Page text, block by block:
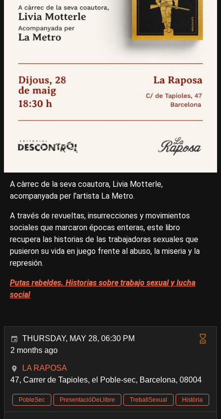
A càrrec de la seva coautora, Livia Motterle,
acompanyada per l'artista La Metro.
A través de revueltas, insurrecciones y movimientos
sociales que marcaron épocas enteras, este libro
recupera las historias de las trabajadoras sexuales que
pusieron su vida en juego frente al abuso, la miseria y la
represión.
Putas rebeldes. Historias sobre trabajo sexual y lucha
social
THURSDAY, MAY 28, 06:30 PM
2 months ago
LA RAPOSA
47, Carrer de Tapioles, el Poble-sec, Barcelona, 08004
PobleSec PresentacióDeLlibre TreballSexual Història